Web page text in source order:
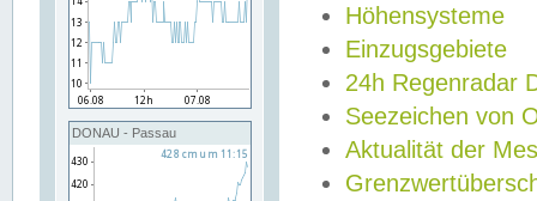
DONAU - Passau
Höhensysteme
Einzugsgebiete
24h Regenradar
Seezeichen von
Aktualität der